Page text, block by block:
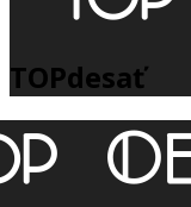
TOPdesať